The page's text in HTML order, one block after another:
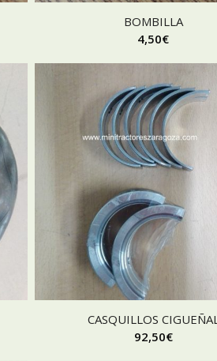
BOMBILLA
4,50€
CASQUILLOS CIGUEÑAL
92,50€